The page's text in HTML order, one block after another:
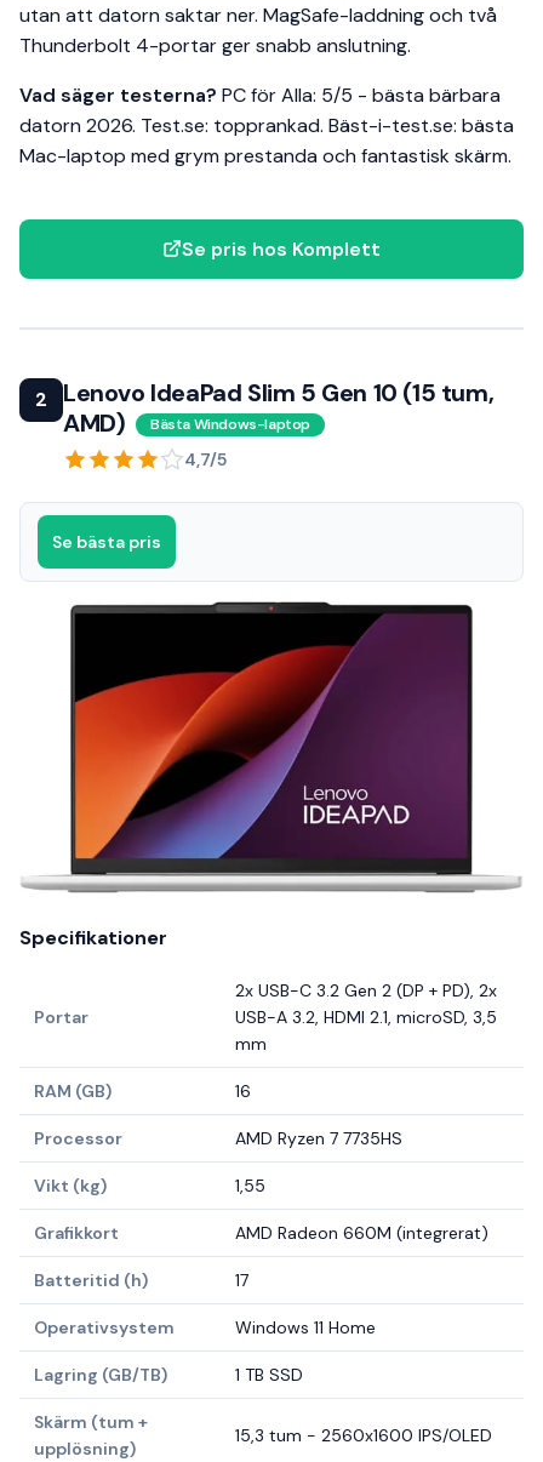
utan att datorn saktar ner. MagSafe-laddning och två
Thunderbolt 4-portar ger snabb anslutning.
Vad säger testerna? PC för Alla: 5/5 - bästa bärbara
datorn 2026. Test.se: topprankad. Bäst-i-test.se: bästa
Mac-laptop med grym prestanda och fantastisk skärm.
Se pris hos Komplett
2
Lenovo IdeaPad Slim 5 Gen 10 (15 tum,
AMD)
Bästa Windows-laptop
4,7/5
Se bästa pris
Specifikationer
Portar
2x USB-C 3.2 Gen 2 (DP + PD), 2x
USB-A 3.2, HDMI 2.1, microSD, 3,5
mm
RAM (GB) 16
Processor AMD Ryzen 7 7735HS
Vikt (kg) 1,55
Grafikkort AMD Radeon 660M (integrerat)
Batteritid (h) 17
Operativsystem Windows 11 Home
Lagring (GB/TB) 1 TB SSD
Skärm (tum +
upplösning)
15,3 tum - 2560x1600 IPS/OLED